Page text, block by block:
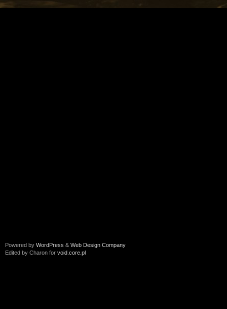
Powered by WordPress & Web Design Company
Edited by Charon for void.core.pl